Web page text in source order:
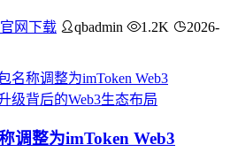
网下载 qbadmin 1.2K
2026-
调整为imToken Web3